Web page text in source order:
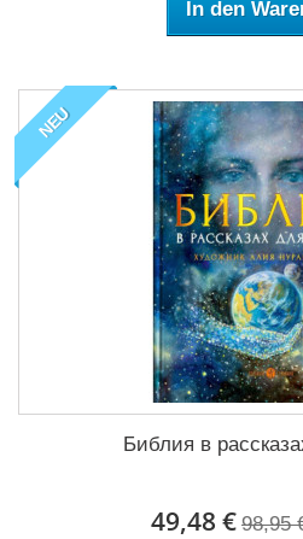
In den
NEU
Библия в
49,48 € 98,95